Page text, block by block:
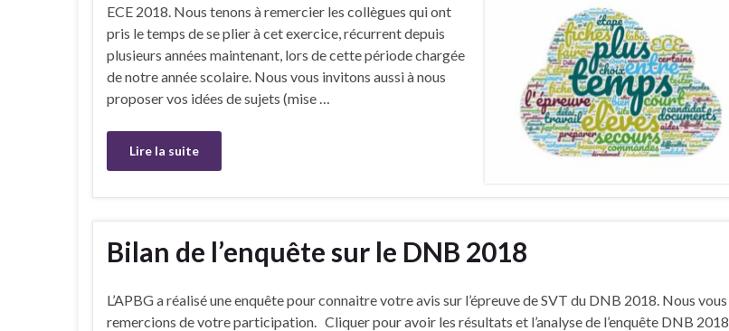
ECE 2018. Nous tenons à remercier les collègues qui ont
pris le temps de se plier à cet exercice, récurrent depuis
plusieurs années maintenant, lors de cette période chargée
de notre année scolaire. Nous vous invitons aussi à nous
proposer vos idées de sujets (mise …
Lire la suite
Bilan de l’enquête sur le DNB 2018
L’APBG a réalisé une enquête pour connaitre votre avis sur l’épreuve de SVT du DNB 2018. Nous vous
remercions de votre participation. Cliquer pour avoir les résultats et l’analyse de l’enquête DNB 2018